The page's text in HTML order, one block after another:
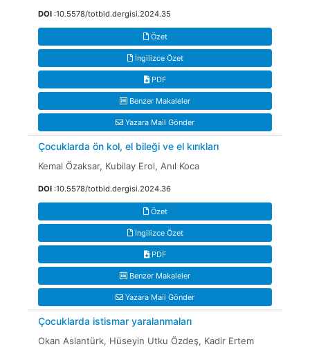
DOI :10.5578/totbid.dergisi.2024.35
Özet
İngilizce Özet
PDF
Benzer Makaleler
Yazara Mail Gönder
Çocuklarda ön kol, el bileği ve el kırıkları
Kemal Özaksar, Kubilay Erol, Anıl Koca
DOI :10.5578/totbid.dergisi.2024.36
Özet
İngilizce Özet
PDF
Benzer Makaleler
Yazara Mail Gönder
Çocuklarda istismar yaralanmaları
Okan Aslantürk, Hüseyin Utku Özdeş, Kadir Ertem